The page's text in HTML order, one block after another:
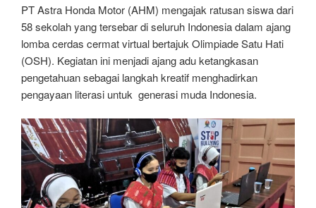
PT Astra Honda Motor (AHM) mengajak ratusan siswa dari
58 sekolah yang tersebar di seluruh Indonesia dalam ajang
lomba cerdas cermat virtual bertajuk Olimpiade Satu Hati
(OSH). Kegiatan ini menjadi ajang adu ketangkasan
pengetahuan sebagai langkah kreatif menghadirkan
pengayaan literasi untuk generasi muda Indonesia.